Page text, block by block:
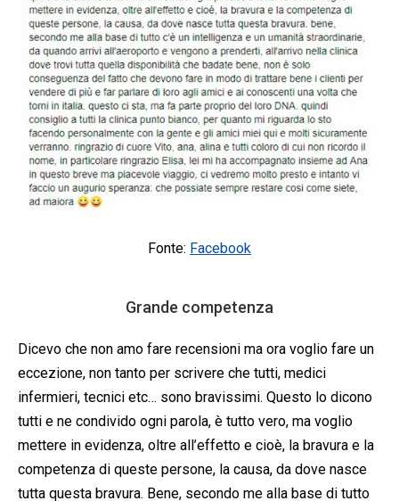
Fonte: Facebook
Grande competenza
Dicevo che non amo fare recensioni ma ora voglio fare un
eccezione, non tanto per scrivere che tutti, medici
infermieri, tecnici etc… sono bravissimi. Questo lo dicono
tutti e ne condivido ogni parola, è tutto vero, ma voglio
mettere in evidenza, oltre all’effetto e cioè, la bravura e la
competenza di queste persone, la causa, da dove nasce
tutta questa bravura. Bene, secondo me alla base di tutto